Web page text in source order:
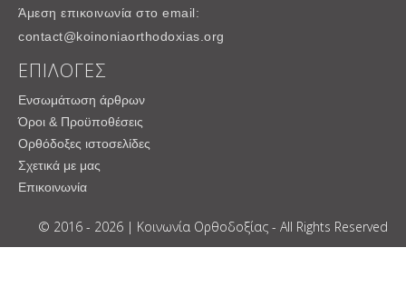
Άμεση επικοινωνία στο email:
contact@koinoniaorthodoxias.org
ΕΠΙΛΟΓΕΣ
Ενσωμάτωση άρθρων
Όροι & Προϋποθέσεις
Ορθόδοξες ιστοσελίδες
Σχετικά με μας
Επικοινωνία
© 2016 - 2026 | Κοινωνία Ορθοδοξίας - All Rights Reserved